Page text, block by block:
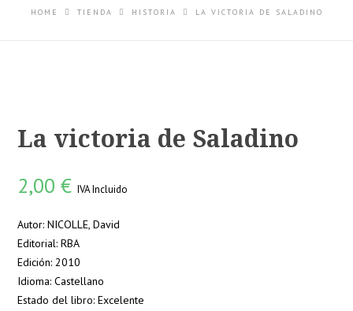
HOME TIENDA HISTORIA LA VICTORIA DE SALADINO
La victoria de Saladino
2,00€ IVA Incluido
Autor: NICOLLE, David
Editorial: RBA
Edición: 2010
Idioma: Castellano
Estado del libro: Excelente